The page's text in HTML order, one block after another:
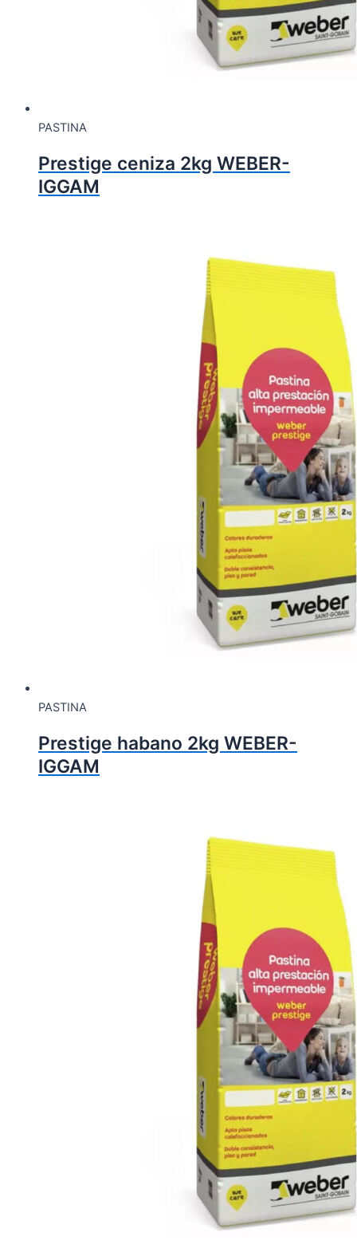
PASTINA
Prestige ceniza 2kg WEBER-
IGGAM
PASTINA
Prestige habano 2kg WEBER-
IGGAM